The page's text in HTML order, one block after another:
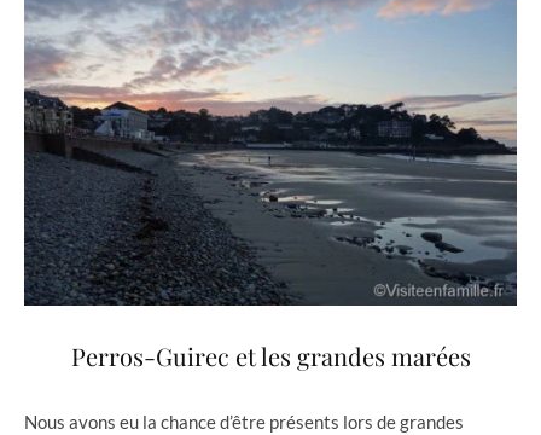
Perros-Guirec et les grandes marées
Nous avons eu la chance d’être présents lors de grandes